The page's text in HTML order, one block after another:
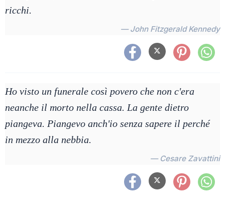
ricchi.
— John Fitzgerald Kennedy
Ho visto un funerale così povero che non c'era
neanche il morto nella cassa. La gente dietro
piangeva. Piangevo anch'io senza sapere il perché
in mezzo alla nebbia.
— Cesare Zavattini